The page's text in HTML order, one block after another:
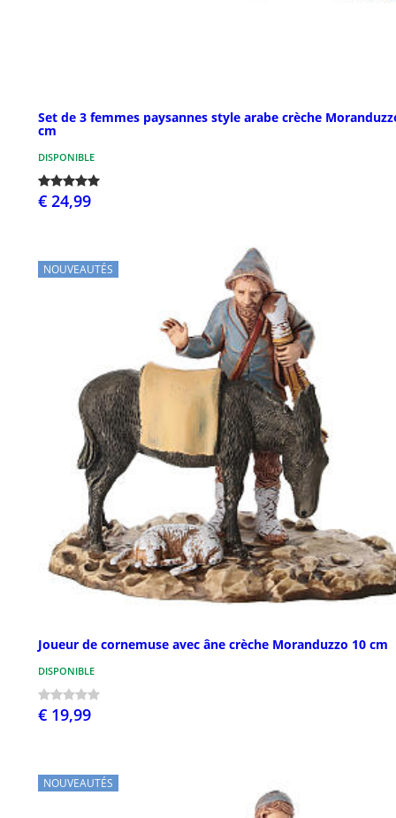
Set de 3 femmes paysannes style arabe crèche
cm
DISPONIBLE
€ 24,99
NOUVEAUTÉS
Joueur de cornemuse avec âne crèche Moranduzzo 10 cm
DISPONIBLE
€ 19,99
NOUVEAUTÉS